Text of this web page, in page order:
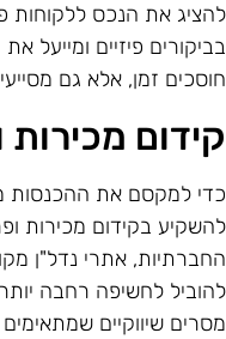
את הנכס ללקוחות
פיזיים ומייעל
זמן, אלא גם
למקסם את ההכנסות
בקידום מכירות
אתרי נדל"ן
לחשיפה רחבה
שיווקיים שמתאימים